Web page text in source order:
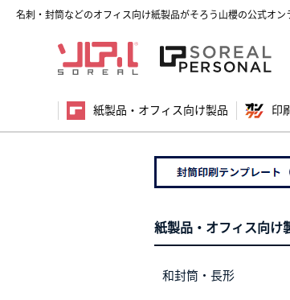
名刺・封筒などのオフィス向け紙製品がそろう山櫻の公式オン
紙製品・オフィス向け製品 印
紙製品・オフィス向け
和封筒・長形